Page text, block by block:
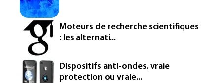
semiconducteurs et panneaux solaires
Washington étend le contrôle des
réseaux sociaux des étrangers
demandeurs de visas
Rugby: le Stade français victime d'une
cyberattaque
Moteurs de recherche scientifiques
: les alternati...
Dispositifs anti-ondes, vraie
protection ou vraie...